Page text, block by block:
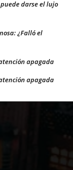
darse el lujo
¿Falló el
apagada
apagada